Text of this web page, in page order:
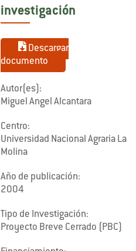
investigación
Descargar
documento
Autor(es):
Miguel Angel Alcantara
Centro:
Universidad Nacional Agraria La
Molina
Año de publicación:
2004
Tipo de Investigación:
Proyecto Breve Cerrado (PBC)